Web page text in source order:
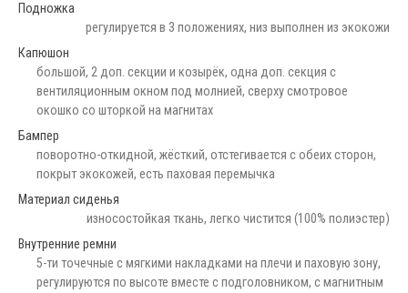
Подножка
регулируется в 3 положениях, низ выполнен из экокожи
Капюшон
большой, 2 доп. секции и козырёк, одна доп. секция с
вентиляционным окном под молнией, сверху смотровое
окошко со шторкой на магнитах
Бампер
поворотно-откидной, жёсткий, отстегивается с обеих сторон,
покрыт экокожей, есть паховая перемычка
Материал сиденья
износостойкая ткань, легко чистится (100% полиэстер)
Внутренние ремни
5-ти точечные с мягкими накладками на плечи и паховую зону,
регулируются по высоте вместе с подголовником, с магнитным